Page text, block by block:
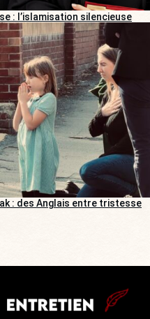
: l’islamisation silencieuse
: des Anglais entre tristesse